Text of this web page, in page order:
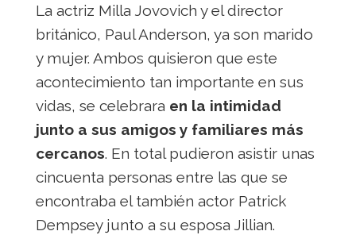
La actriz Milla Jovovich y el director
británico, Paul Anderson, ya son marido
y mujer. Ambos quisieron que este
acontecimiento tan importante en sus
vidas, se celebrara en la intimidad
junto a sus amigos y familiares más
cercanos. En total pudieron asistir unas
cincuenta personas entre las que se
encontraba el también actor Patrick
Dempsey junto a su esposa Jillian.